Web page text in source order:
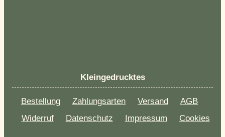
Kleingedrucktes
Bestellung Zahlungsarten Versand
AGB
Widerruf
Datenschutz Impressum Cookies